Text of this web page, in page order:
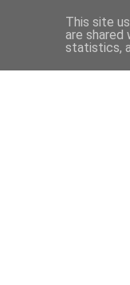
This site
are shared
statistics,